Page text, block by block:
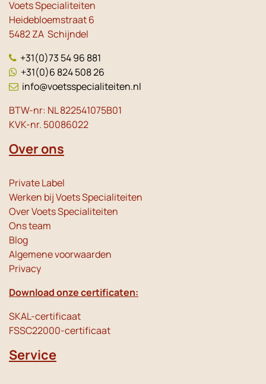
Voets Specialiteiten
Heidebloemstraat 6
5482 ZA Schijndel
+31(0)73 54 96 881
+31(0)6 824 508 26
info@voetsspecialiteiten.nl
BTW-nr: NL 822541075B01
KVK-nr. 50086022
Over ons
Private Label
Werken bij Voets Specialiteiten
Over Voets Specialiteiten
Ons team
Blog
Algemene voorwaarden
Privacy
Download onze certificaten:
SKAL-certificaat
FSSC22000-certificaat
Service